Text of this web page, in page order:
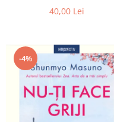
40,00 Lei
-4%